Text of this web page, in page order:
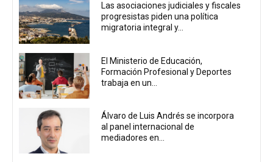
Las asociaciones judiciales y fiscales
progresistas piden una política
migratoria integral y...
El Ministerio de Educación,
Formación Profesional y Deportes
trabaja en un...
Álvaro de Luis Andrés se incorpora
al panel internacional de
mediadores en...